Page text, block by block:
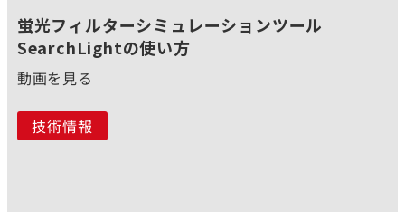
蛍光フィルターシミュレーションツール
SearchLightの使い方
動画を見る
技術情報